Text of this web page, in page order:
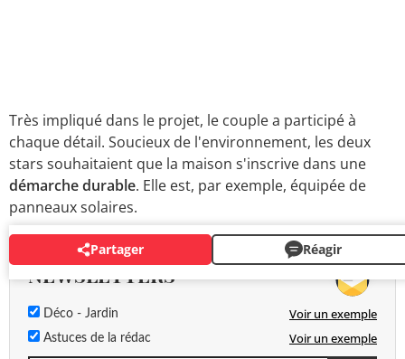
Très impliqué dans le projet, le couple a participé à
chaque détail. Soucieux de l'environnement, les deux
stars souhaitaient que la maison s'inscrive dans une
démarche durable. Elle est, par exemple, équipée de
panneaux solaires.
Partager Réagir
NEWSLETTERS
Déco - Jardin Voir un exemple
Astuces de la rédac Voir un exemple